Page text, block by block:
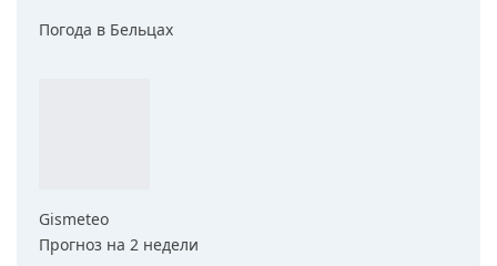
Погода в Бельцах
Gismeteo
Прогноз на 2 недели